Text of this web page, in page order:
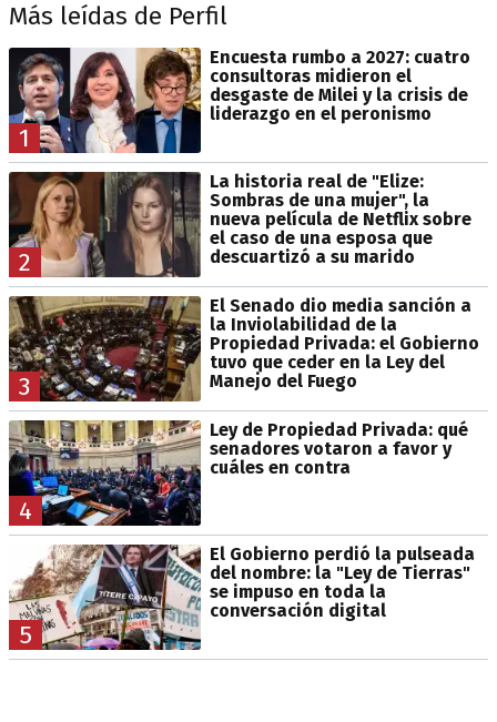
Más leídas de Perfil
1
Encuesta rumbo a 2027: cuatro
consultoras midieron el
desgaste de Milei y la crisis de
liderazgo en el peronismo
2
La historia real de "Elize:
Sombras de una mujer", la
nueva película de Netflix sobre
el caso de una esposa que
descuartizó a su marido
3
El Senado dio media sanción a
la Inviolabilidad de la
Propiedad Privada: el Gobierno
tuvo que ceder en la Ley del
Manejo del Fuego
4
Ley de Propiedad Privada: qué
senadores votaron a favor y
cuáles en contra
5
El Gobierno perdió la pulseada
del nombre: la "Ley de Tierras"
se impuso en toda la
conversación digital